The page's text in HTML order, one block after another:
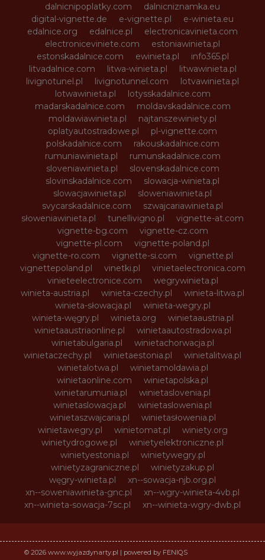
dalnicnipoplatky.com
dalnicniznamka.eu
digital-vignette.de
e-vignette.pl
e-winieta.eu
edalnice.org
edalnice.pl
electronicavinieta.com
electroniceviniete.com
estoniawinieta.pl
estonskadalnice.com
ewinieta.pl
info365.pl
litvadalnice.com
litwa-winieta.pl
litwawinieta.pl
livignotunel.pl
livignotunnel.com
lotvawinieta.pl
lotwawinieta.pl
lotysskadalnice.com
madarskadalnice.com
moldavskadalnice.com
moldawiawinieta.pl
najtanszewiniety.pl
oplatyautostradowe.pl
pl-vignette.com
polskadalnice.com
rakouskadalnice.com
rumuniawinieta.pl
rumunskadalnice.com
sloveniawinieta.pl
slovenskadalnice.com
slovinskadalnice.com
slowacja-winieta.pl
slowacjawinieta.pl
sloweniawinieta.pl
svycarskadalnice.com
szwajcariawinieta.pl
słoweniawinieta.pl
tunellivigno.pl
vignette-at.com
vignette-bg.com
vignette-cz.com
vignette-pl.com
vignette-poland.pl
vignette-ro.com
vignette-si.com
vignette.pl
vignettepoland.pl
vinetki.pl
vinietaelectronica.com
vinieteelectronice.com
wegrywinieta.pl
winieta-austria.pl
winieta-czechy.pl
winieta-litwa.pl
winieta-słowacja.pl
winieta-wegry.pl
winieta-węgry.pl
winieta.org
winietaaustria.pl
winietaaustriaonline.pl
winietaautostradowa.pl
winietabulgaria.pl
winietachorwacja.pl
winietaczechy.pl
winietaestonia.pl
winietalitwa.pl
winietalotwa.pl
winietamoldawia.pl
winietaonline.com
winietapolska.pl
winietarumunia.pl
winietaslovenia.pl
winietaslowacja.pl
winietaslowenia.pl
winietaszwajcaria.pl
winietasłowenia.pl
winietawegry.pl
winietomat.pl
winiety.org
winietydrogowe.pl
winietyelektroniczne.pl
winietyestonia.pl
winietywegry.pl
winietyzagraniczne.pl
winietyzakup.pl
węgry-winieta.pl
xn--sowacja-njb.org.pl
xn--soweniawinieta-gnc.pl
xn--wgry-winieta-4vb.pl
xn--winieta-sowacja-7sc.pl
xn--winieta-wgry-dwb.pl
© 2026 www.wyjazdynarty.pl | powered by FENIQS